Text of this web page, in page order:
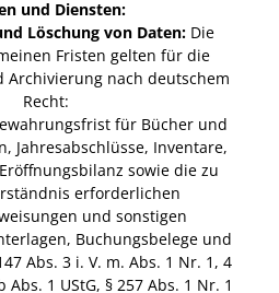
und Diensten:
Löschung von Daten: Die
Fristen gelten für die
Archivierung nach deutschem
Recht:
für Bücher und
Jahresabschlüsse, Inventare,
sowie die zu
erforderlichen
und sonstigen
Buchungsbelege und
Abs. 3 i. V. m. Abs. 1 Nr. 1, 4
Abs. 1 UStG, § 257 Abs. 1 Nr. 1